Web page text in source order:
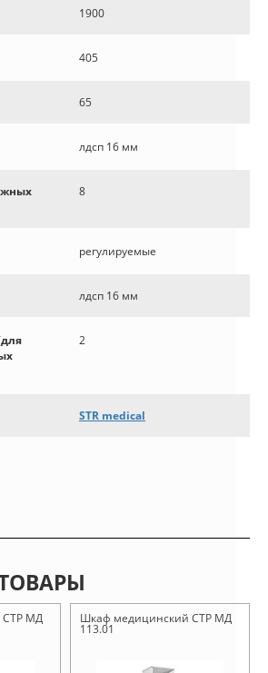
1900
405
65
лдсп 16 мм
8
регулируемые
лдсп 16 мм
2
STR medical
СТР МД Шкаф медицинский СТР МД
113.01